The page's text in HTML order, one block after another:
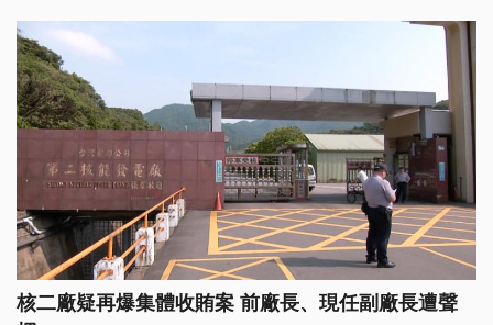
核二廠疑再爆集體收賄案 前廠長、現任副廠長遭聲